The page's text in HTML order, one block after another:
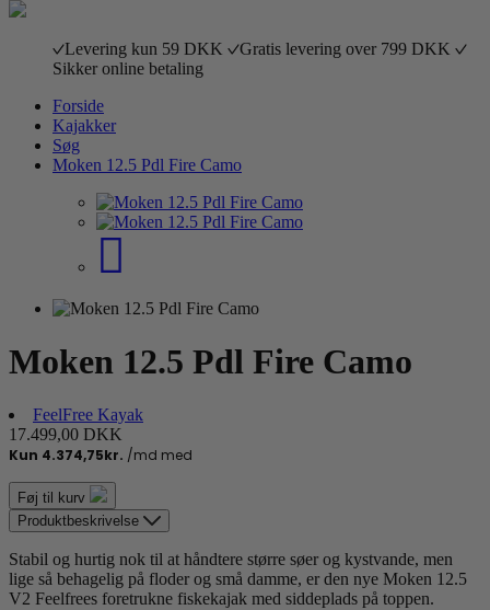
Levering kun 59 DKK
Gratis levering over 799 DKK
Sikker online betaling
Forside
Kajakker
Søg
Moken 12.5 Pdl Fire Camo
Moken 12.5 Pdl Fire Camo
FeelFree Kayak
17.499,00 DKK
Føj til kurv
Produktbeskrivelse
Stabil og hurtig nok til at håndtere større søer og kystvande, men
lige så behagelig på floder og små damme, er den nye Moken 12.5
V2 Feelfrees foretrukne fiskekajak med siddeplads på toppen.